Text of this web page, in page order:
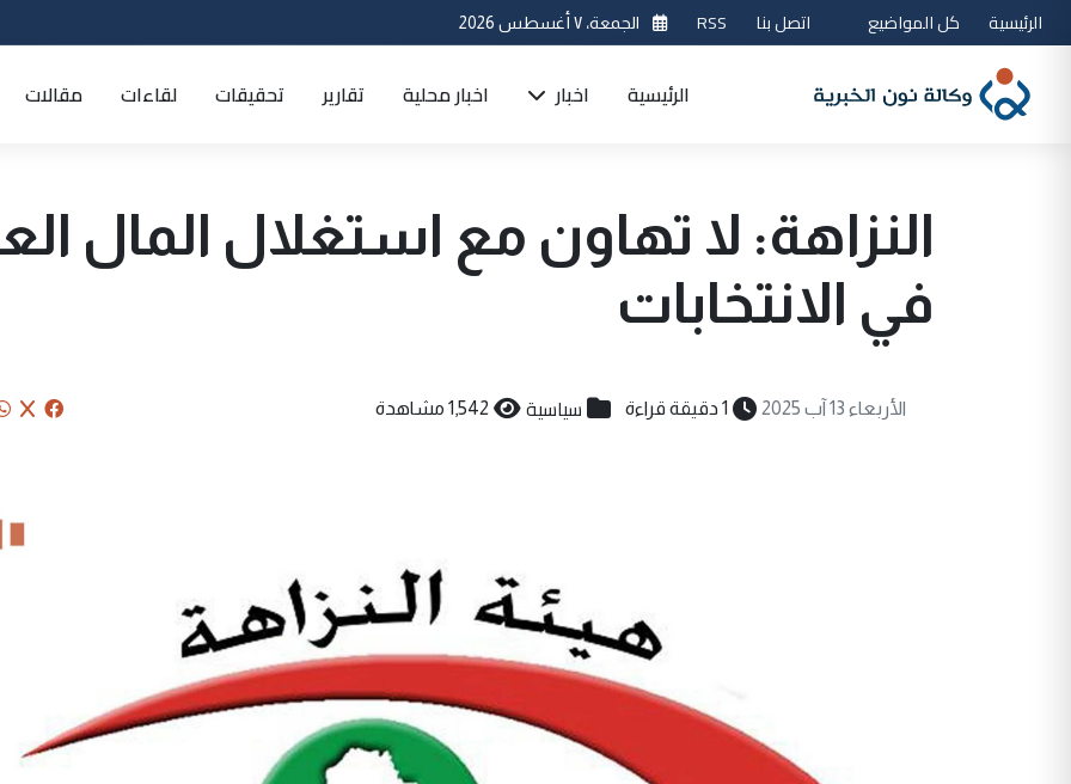
الرئيسية كل المواضيع اتصل بنا RSS الجمعة، ٧ أغسطس 2026
الرئيسية اخبار اخبار محلية تقارير تحقيقات لقاءات مقالات
النزاهة: لا تهاون مع استغلال المال
في الانتخابات
الأربعاء 13 آب 2025 1 دقيقة قراءة سياسية 1,542 مشاهدة